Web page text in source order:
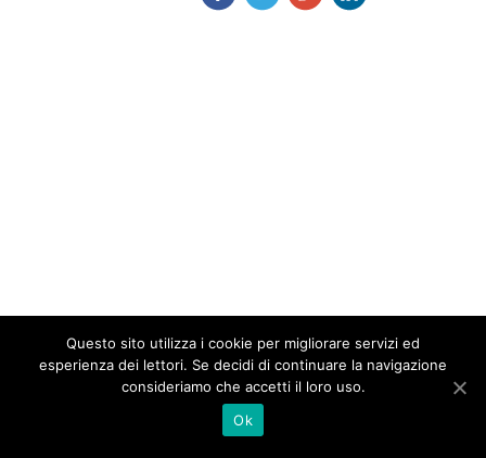
Questo sito utilizza i cookie per migliorare servizi ed
esperienza dei lettori. Se decidi di continuare la navigazione
consideriamo che accetti il loro uso.
Ok